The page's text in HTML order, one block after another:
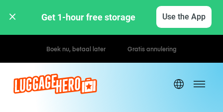
Get 1-hour free storage Use the App
Uur- / dagtarieven